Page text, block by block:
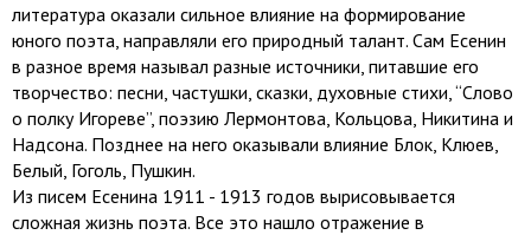
литература оказали сильное влияние на формирование
юного поэта, направляли его природный талант. Сам Есенин
в разное время называл разные источники, питавшие его
творчество: песни, частушки, сказки, духовные стихи, “Слово
о полку Игореве”, поэзию Лермонтова, Кольцова, Никитина и
Надсона. Позднее на него оказывали влияние Блок, Клюев,
Белый, Гоголь, Пушкин.
Из писем Есенина 1911 - 1913 годов вырисовывается
сложная жизнь поэта. Все это нашло отражение в